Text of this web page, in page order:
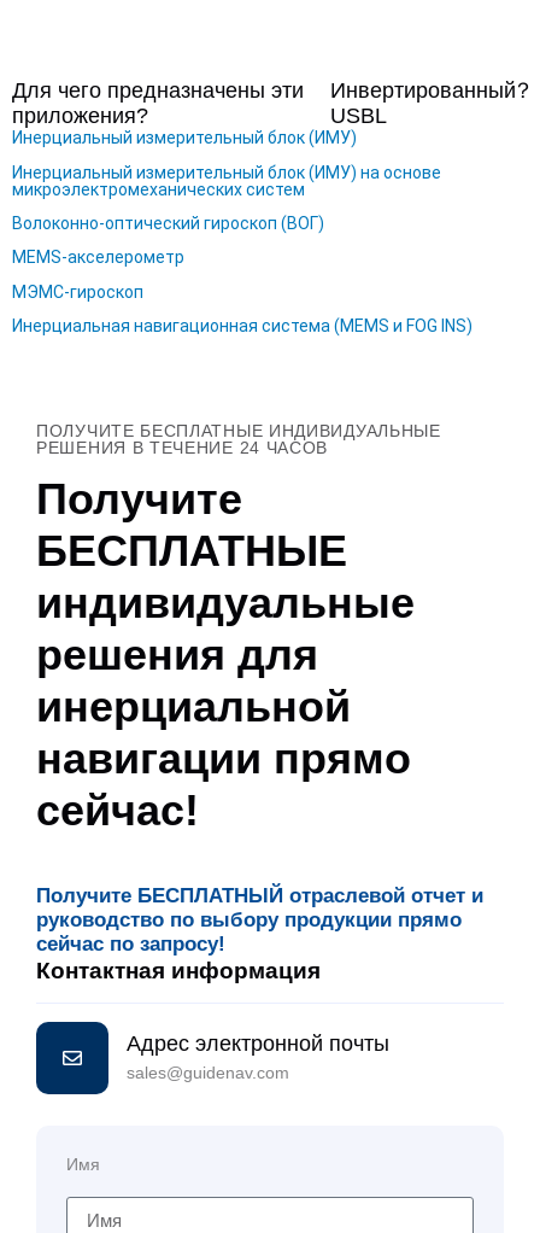
Для чего предназначены эти
приложения?
Инвертированный
USBL
？
Инерциальный измерительный блок (ИМУ)
Инерциальный измерительный блок (ИМУ) на основе
микроэлектромеханических систем
Волоконно-оптический гироскоп (ВОГ)
MEMS-акселерометр
МЭМС-гироскоп
Инерциальная навигационная система (MEMS и FOG INS)
ПОЛУЧИТЕ БЕСПЛАТНЫЕ ИНДИВИДУАЛЬНЫЕ
РЕШЕНИЯ В ТЕЧЕНИЕ 24 ЧАСОВ
Получите
БЕСПЛАТНЫЕ
индивидуальные
решения для
инерциальной
навигации прямо
сейчас!
Получите БЕСПЛАТНЫЙ отраслевой отчет и
руководство по выбору продукции прямо
сейчас по запросу!
Контактная информация
Адрес электронной почты
sales@guidenav.com
Имя